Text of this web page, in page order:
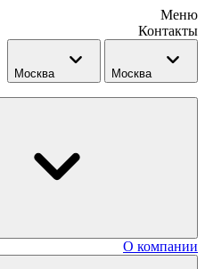
Меню
Контакты
Москва Москва
О компании